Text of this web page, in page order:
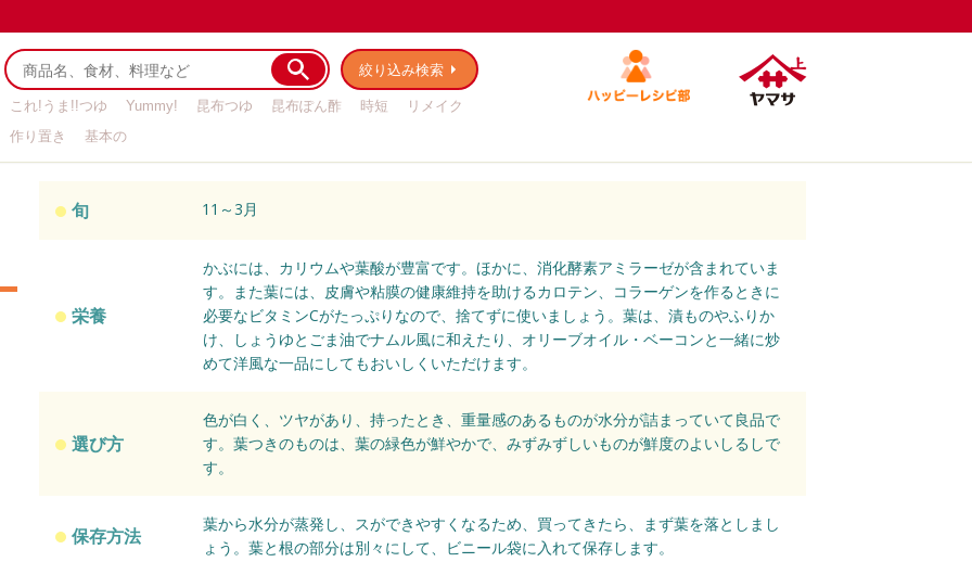
絞り込み検索
これ!うま!!つゆ Yummy! 昆布つゆ 昆布ぽん酢 時短
リメイク
作り置き
基本の
旬 11～3月
栄養
かぶには、カリウムや葉酸が豊富です。ほかに、消化酵素アミラーゼが含まれていま
す。また葉には、皮膚や粘膜の健康維持を助けるカロテン、コラーゲンを作るときに
必要なビタミンCがたっぷりなので、捨てずに使いましょう。葉は、漬ものやふりか
け、しょうゆとごま油でナムル風に和えたり、オリーブオイル・ベーコンと一緒に炒
めて洋風な一品にしてもおいしくいただけます。
選び方
色が白く、ツヤがあり、持ったとき、重量感のあるものが水分が詰まっていて良品で
す。葉つきのものは、葉の緑色が鮮やかで、みずみずしいものが鮮度のよいしるしで
す。
保存方法
葉から水分が蒸発し、スができやすくなるため、買ってきたら、まず葉を落としまし
ょう。葉と根の部分は別々にして、ビニール袋に入れて保存します。